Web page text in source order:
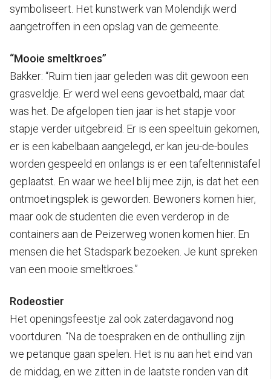
symboliseert. Het kunstwerk van Molendijk werd
aangetroffen in een opslag van de gemeente.
“Mooie smeltkroes”
Bakker: “Ruim tien jaar geleden was dit gewoon een
grasveldje. Er werd wel eens gevoetbald, maar dat
was het. De afgelopen tien jaar is het stapje voor
stapje verder uitgebreid. Er is een speeltuin gekomen,
er is een kabelbaan aangelegd, er kan jeu-de-boules
worden gespeeld en onlangs is er een tafeltennistafel
geplaatst. En waar we heel blij mee zijn, is dat het een
ontmoetingsplek is geworden. Bewoners komen hier,
maar ook de studenten die even verderop in de
containers aan de Peizerweg wonen komen hier. En
mensen die het Stadspark bezoeken. Je kunt spreken
van een mooie smeltkroes.”
Rodeostier
Het openingsfeestje zal ook zaterdagavond nog
voortduren. “Na de toespraken en de onthulling zijn
we petanque gaan spelen. Het is nu aan het eind van
de middag, en we zitten in de laatste ronden van dit